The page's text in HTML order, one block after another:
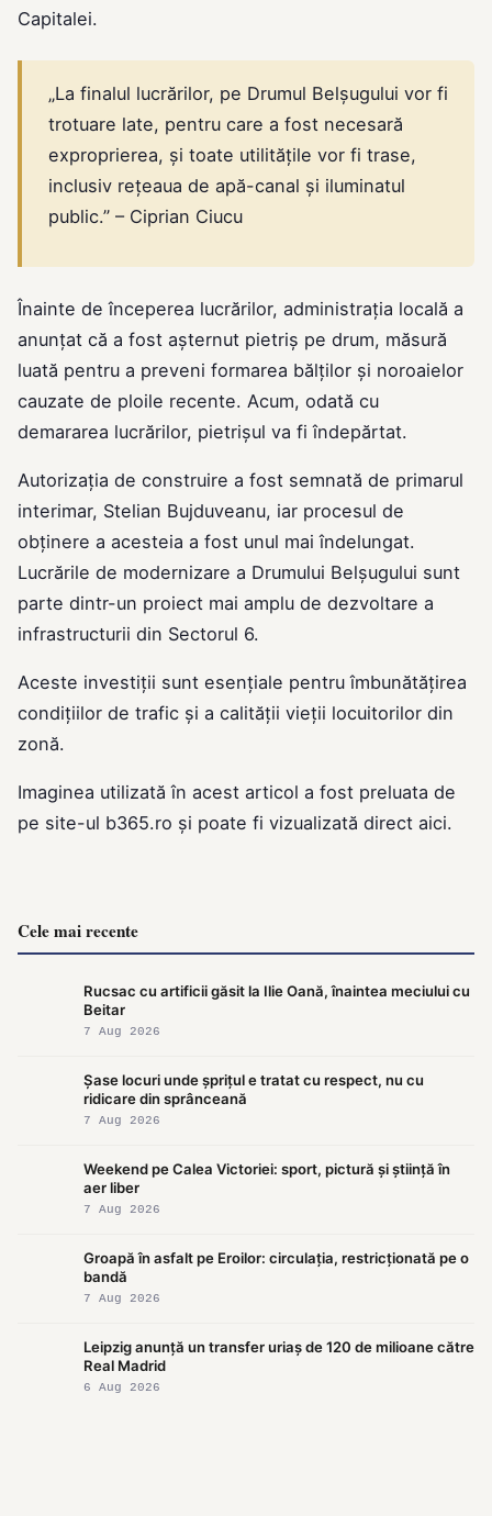
Capitalei.
„La finalul lucrărilor, pe Drumul Belșugului vor fi
trotuare late, pentru care a fost necesară
exproprierea, și toate utilitățile vor fi trase,
inclusiv rețeaua de apă-canal și iluminatul
public.” – Ciprian Ciucu
Înainte de începerea lucrărilor, administrația locală a
anunțat că a fost așternut pietriș pe drum, măsură
luată pentru a preveni formarea bălților și noroaielor
cauzate de ploile recente. Acum, odată cu
demararea lucrărilor, pietrișul va fi îndepărtat.
Autorizația de construire a fost semnată de primarul
interimar, Stelian Bujduveanu, iar procesul de
obținere a acesteia a fost unul mai îndelungat.
Lucrările de modernizare a Drumului Belșugului sunt
parte dintr-un proiect mai amplu de dezvoltare a
infrastructurii din Sectorul 6.
Aceste investiții sunt esențiale pentru îmbunătățirea
condițiilor de trafic și a calității vieții locuitorilor din
zonă.
Imaginea utilizată în acest articol a fost preluata de
pe site-ul b365.ro și poate fi vizualizată direct aici.
Cele mai recente
Rucsac cu artificii găsit la Ilie Oană, înaintea meciului cu
Beitar
7 Aug 2026
Șase locuri unde șprițul e tratat cu respect, nu cu
ridicare din sprânceană
7 Aug 2026
Weekend pe Calea Victoriei: sport, pictură și știință în
aer liber
7 Aug 2026
Groapă în asfalt pe Eroilor: circulația, restricționată pe o
bandă
7 Aug 2026
Leipzig anunță un transfer uriaș de 120 de milioane către
Real Madrid
6 Aug 2026